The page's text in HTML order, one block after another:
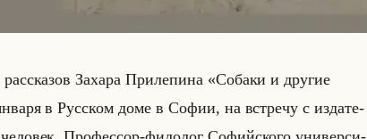
За­ха­ра При­ле­пи­на «Собаки и другие
в Рус­ском доме в Софии, на встре­чу с из­да­те­